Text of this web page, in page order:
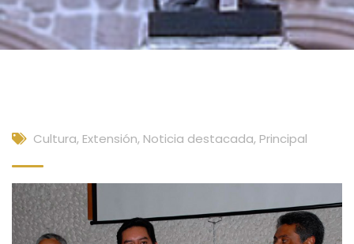
Cultura, Extensión, Noticia destacada, Principal